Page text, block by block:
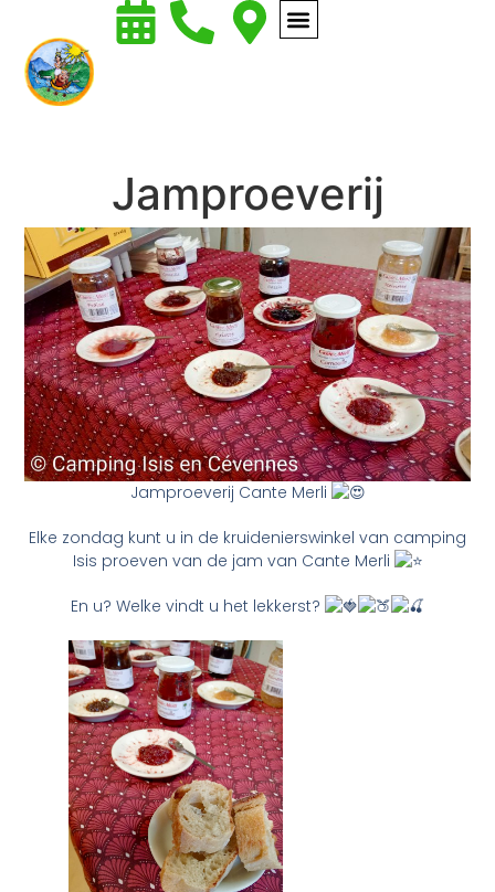
Jamproeverij
Jamproeverij Cante Merli
Elke zondag kunt u in de kruidenierswinkel van camping
Isis proeven van de jam van Cante Merli
En u? Welke vindt u het lekkerst?